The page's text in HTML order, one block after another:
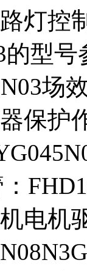
灯控
的型号
场
保护
电机